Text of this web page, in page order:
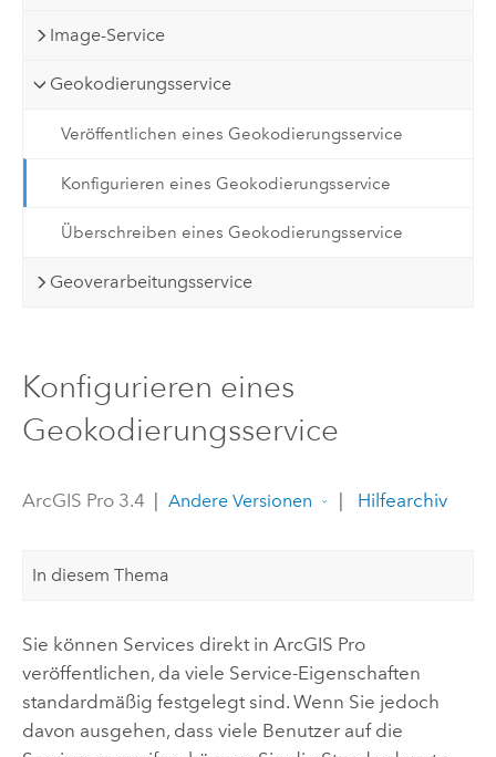
Image-Service
Geokodierungsservice
Veröffentlichen eines Geokodierungsservice
Konfigurieren eines Geokodierungsservice
Überschreiben eines Geokodierungsservice
Geoverarbeitungsservice
Konfigurieren eines
Geokodierungsservice
ArcGIS Pro 3.4 | Andere Versionen | Hilfearchiv
In diesem Thema
Sie können Services direkt in ArcGIS Pro
veröffentlichen, da viele Service-Eigenschaften
standardmäßig festgelegt sind. Wenn Sie jedoch
davon ausgehen, dass viele Benutzer auf die